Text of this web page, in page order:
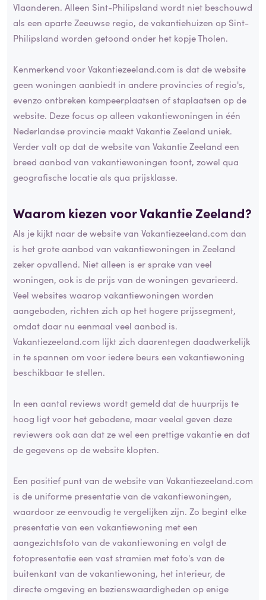
Vlaanderen. Alleen Sint-Philipsland wordt niet beschouwd
als een aparte Zeeuwse regio, de vakantiehuizen op Sint-
Philipsland worden getoond onder het kopje Tholen.
Kenmerkend voor Vakantiezeeland.com is dat de website
geen woningen aanbiedt in andere provincies of regio's,
evenzo ontbreken kampeerplaatsen of staplaatsen op de
website. Deze focus op alleen vakantiewoningen in één
Nederlandse provincie maakt Vakantie Zeeland uniek.
Verder valt op dat de website van Vakantie Zeeland een
breed aanbod van vakantiewoningen toont, zowel qua
geografische locatie als qua prijsklasse.
Waarom kiezen voor Vakantie Zeeland?
Als je kijkt naar de website van Vakantiezeeland.com dan
is het grote aanbod van vakantiewoningen in Zeeland
zeker opvallend. Niet alleen is er sprake van veel
woningen, ook is de prijs van de woningen gevarieerd.
Veel websites waarop vakantiewoningen worden
aangeboden, richten zich op het hogere prijssegment,
omdat daar nu eenmaal veel aanbod is.
Vakantiezeeland.com lijkt zich daarentegen daadwerkelijk
in te spannen om voor iedere beurs een vakantiewoning
beschikbaar te stellen.
In een aantal reviews wordt gemeld dat de huurprijs te
hoog ligt voor het gebodene, maar veelal geven deze
reviewers ook aan dat ze wel een prettige vakantie en dat
de gegevens op de website klopten.
Een positief punt van de website van Vakantiezeeland.com
is de uniforme presentatie van de vakantiewoningen,
waardoor ze eenvoudig te vergelijken zijn. Zo begint elke
presentatie van een vakantiewoning met een
aangezichtsfoto van de vakantiewoning en volgt de
fotopresentatie een vast stramien met foto's van de
buitenkant van de vakantiewoning, het interieur, de
directe omgeving en bezienswaardigheden op enige